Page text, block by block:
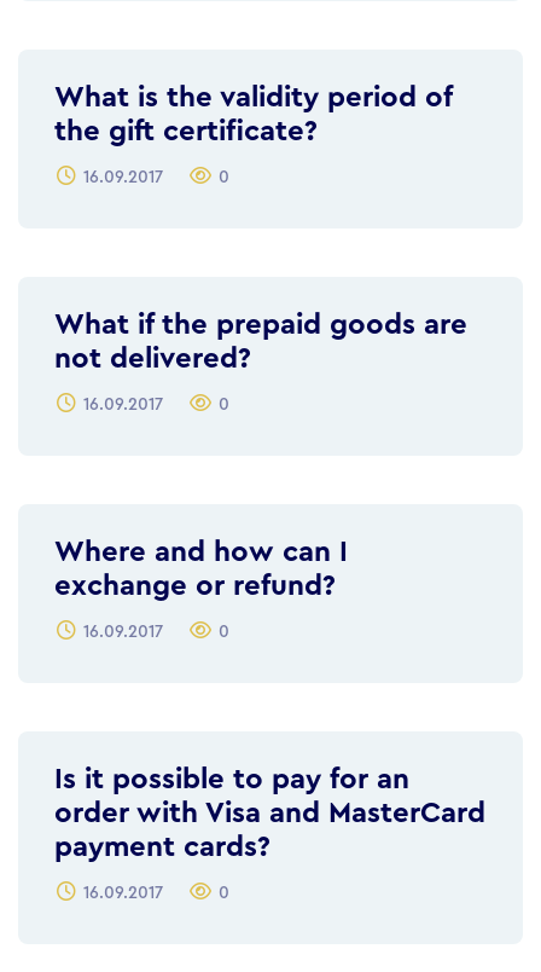
What is the validity period of
the gift certificate?
16.09.2017 0
What if the prepaid goods are
not delivered?
16.09.2017 0
Where and how can I
exchange or refund?
16.09.2017 0
Is it possible to pay for an
order with Visa and MasterCard
payment cards?
16.09.2017 0